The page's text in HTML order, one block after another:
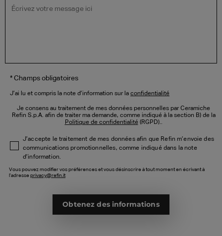
* Champs obligatoires
J’ai lu et compris la note d’information sur la confidentialité
Je consens au traitement de mes données personnelles par Ceramiche
Refin S.p.A. afin de traiter ma demande, comme indiqué à la section B) de la
Politique de confidentialité(RGPD)..
J’accepte le traitement de mes données afin que Refin m’envoie des
communications promotionnelles, comme indiqué dans la note
d’information.
Vous pouvez modifier vos préférences et vous désinscrire à tout moment en écrivant à
l'adresse privacy@refin.it
Obtenez des informations